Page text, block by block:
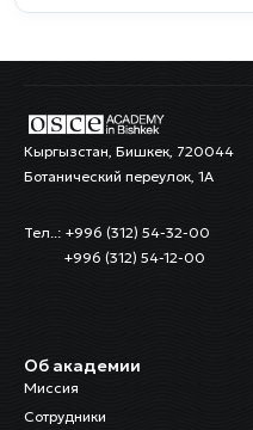
Кыргызстан, Бишкек, 720044
Ботанический переулок, 1А
Тел..: +996 (312) 54-32-00
+996 (312) 54-12-00
Об академии
Миссия
Сотрудники